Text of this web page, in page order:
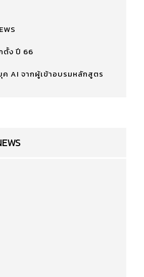
ตั้ง ปี 66
ค AI จากผู้เข้าอบรมหลักสูตร